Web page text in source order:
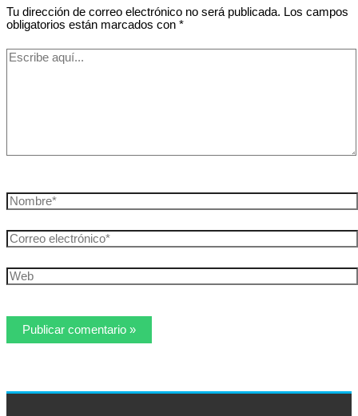
Tu dirección de correo electrónico no será publicada. Los campos
obligatorios están marcados con *
Escribe
Nombre*
Correo
electrónico*
Web